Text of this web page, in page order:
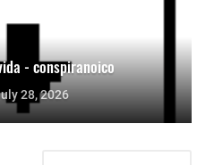
- conspiranoico
28, 2026